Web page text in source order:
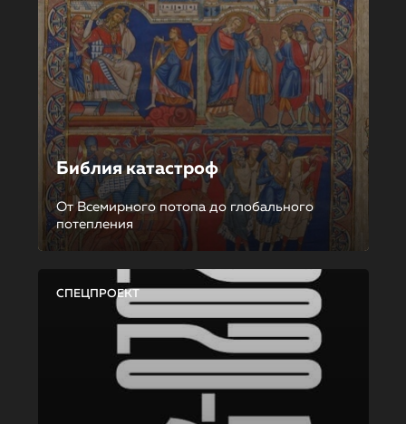
Библия катастроф
От Всемирного потопа до глобального
потепления
СПЕЦПРОЕКТ